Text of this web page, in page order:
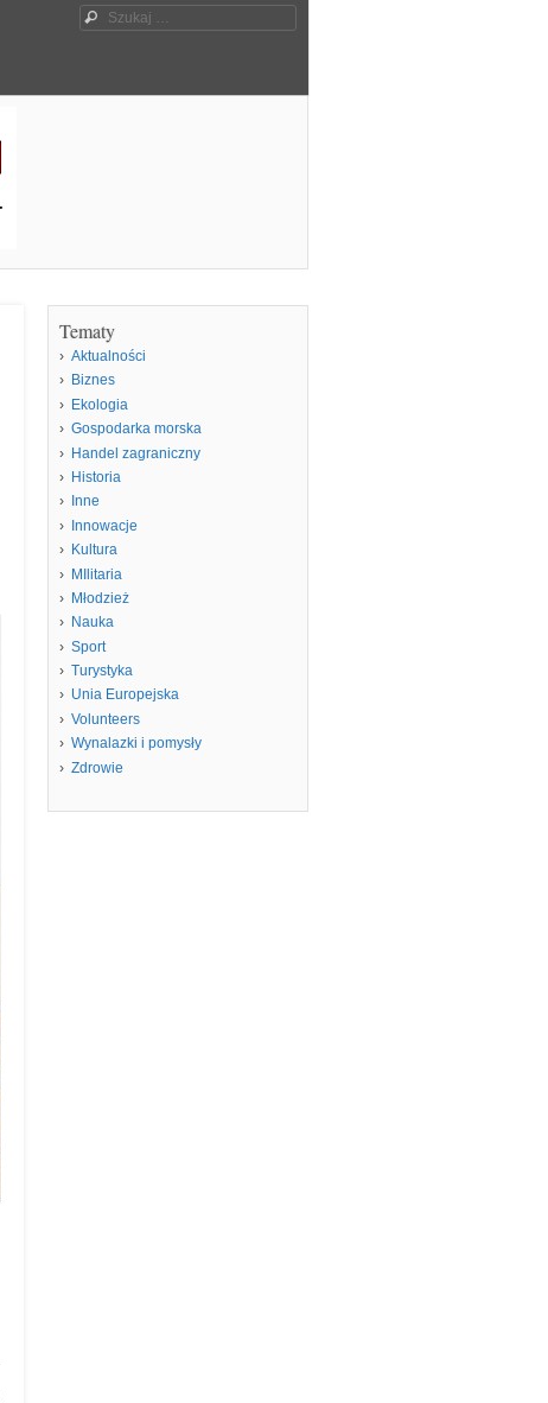
Szukaj
Tematy
Aktualności
Biznes
Ekologia
Gospodarka morska
Handel zagraniczny
Historia
Inne
Innowacje
Kultura
MIlitaria
Młodzież
Nauka
Sport
Turystyka
Unia Europejska
Volunteers
Wynalazki i pomysły
Zdrowie